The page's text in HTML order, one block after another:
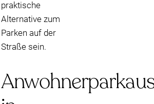
praktische
Alternative zum
Parken auf der
Straße sein.